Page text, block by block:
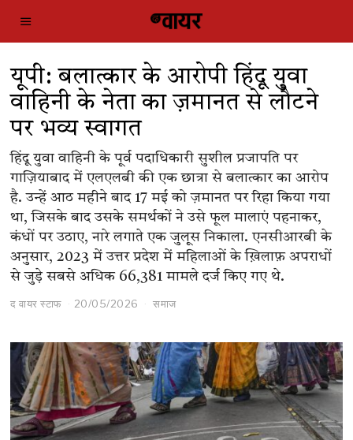
यूपी: बलात्कार के आरोपी हिंदू युवा
वाहिनी के नेता का ज़मानत से लौटने
पर भव्य स्वागत
हिंदू युवा वाहिनी के पूर्व पदाधिकारी सुशील प्रजापति पर
गाज़ियाबाद में एलएलबी की एक छात्रा से बलात्कार का आरोप
है. उन्हें आठ महीने बाद 17 मई को ज़मानत पर रिहा किया गया
था, जिसके बाद उसके समर्थकों ने उसे फूल मालाएं पहनाकर,
कंधों पर उठाए, नारे लगाते एक जुलूस निकाला. एनसीआरबी के
अनुसार, 2023 में उत्तर प्रदेश में महिलाओं के ख़िलाफ़ अपराधों
से जुड़े सबसे अधिक 66,381 मामले दर्ज किए गए थे.
द वायर स्टाफ 20/05/2026 समाज